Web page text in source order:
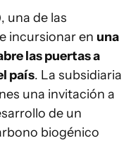
, una de las
incursionar en una
las puertas a
país. La subsidiaria
una invitación a
de un
biogénico